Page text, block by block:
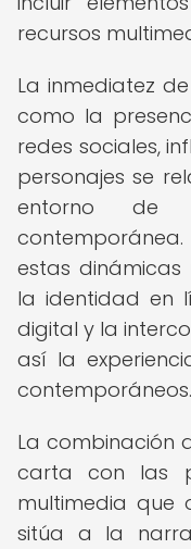
recursos
La inmediatez
como la
redes sociales,
personajes se
entorno de
estas
la identidad en
digital y la
así la
contemporáneos.
La combinación
carta con las
multimedia que
sitúa a la